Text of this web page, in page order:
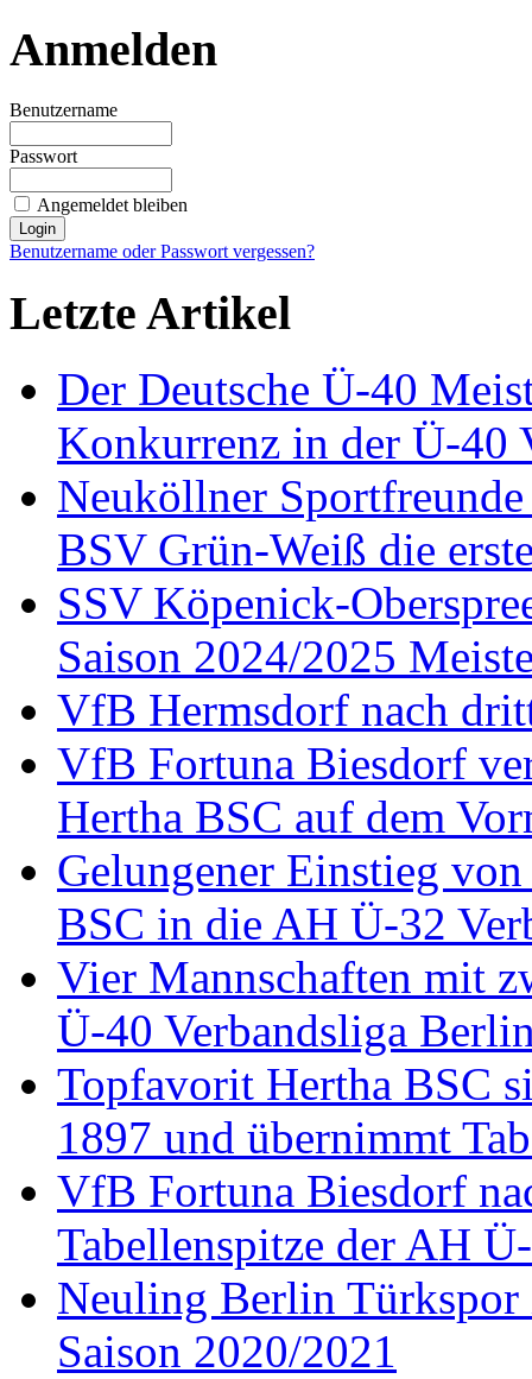
Anmelden
Benutzername
Passwort
Angemeldet bleiben
Benutzername oder Passwort vergessen?
Letzte Artikel
Der Deutsche Ü-40
Konkurrenz in der Ü-40
Neuköllner
BSV Grün-Weiß die
SSV Köpenick-
Saison 2024/2025
VfB Hermsdorf nach
VfB Fortuna Biesdorf
Hertha BSC auf dem
Gelungener Einstieg
BSC in die AH Ü-32
Vier Mannschaften mit
Ü-40 Verbandsliga
Topfavorit Hertha BSC
1897 und übernimmt
VfB Fortuna Biesdorf
Tabellenspitze der AH
Neuling Berlin Türkspor
Saison 2020/2021